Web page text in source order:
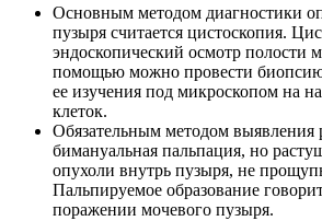
Основным методом диагностики
пузыря считается цистоскопия.
эндоскопический осмотр полости
помощью можно провести
ее изучения под микроскопом на
клеток.
Обязательным методом выявления
бимануальная пальпация, но
опухоли внутрь пузыря, не
Пальпируемое образование
поражении мочевого пузыря.